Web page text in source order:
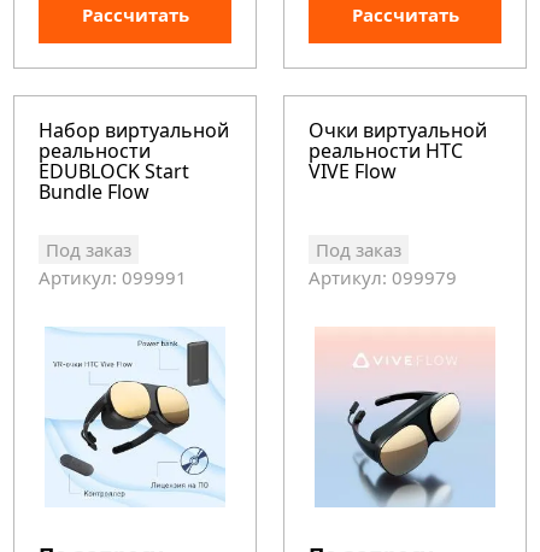
Рассчитать Рассчитать
Набор виртуальной
реальности
EDUBLOCK Start
Bundle Flow
Под заказ
Артикул: 099991
Очки виртуальной
реальности HTC
VIVE Flow
Под заказ
Артикул: 099979